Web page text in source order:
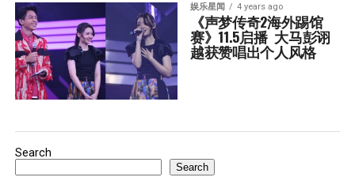
娱乐星闻 4 years ago
《声梦传奇2海外踢馆
赛》11.5启播  大马彭诩
越获赞唱出个人风格
Search
Search